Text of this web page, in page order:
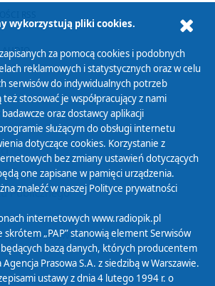
AUDIO
z Serwisu
Publicznego
osobowych
wykorzystują pliki cookies.
za pomocą cookies i podobnych
reklamowych i statystycznych oraz w celu
serwisów do indywidualnych potrzeb
stosować je współpracujący z nami
oraz dostawcy aplikacji
służącym do obsługi internetu
dotyczące cookies. Korzystanie z
bez zmiany ustawień dotyczących
one zapisane w pamięci urządzenia.
znaleźć w naszej Polityce prywatności
internetowych www.radiopik.pl
skrótem „PAP” stanowią element Serwisów
bazą danych, których producentem
Prasowa S.A. z siedzibą w Warszawie.
ustawy z dnia 4 lutego 1994 r. o